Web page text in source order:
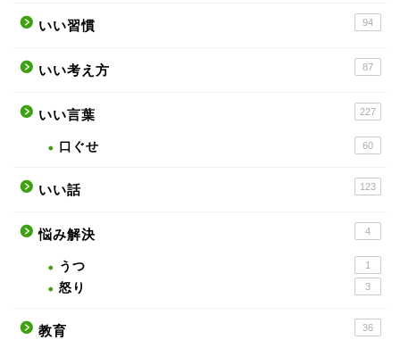
いい習慣 94
いい考え方 87
いい言葉 227
口ぐせ 60
いい話 123
悩み解決 4
うつ 1
怒り 3
教育 36